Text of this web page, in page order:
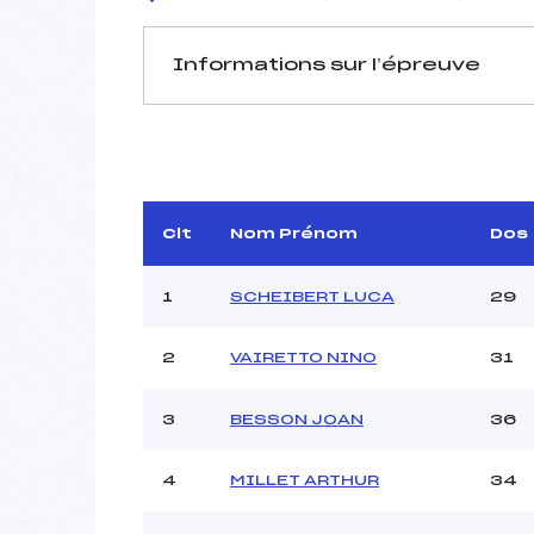
Informations sur l’épreuve
Arbitre :
Assistant :
MANCHE 1
Heure de départ :
Ouvreurs A :
Clt Nom Prénom Dos
1 SCHEIBERT LUCA 29
2 VAIRETTO NINO 31
3 BESSON JOAN 36
4 MILLET ARTHUR 34